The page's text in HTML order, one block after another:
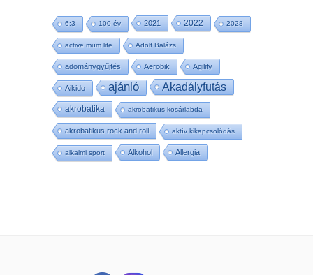
6:3 100 év 2021 2022 2028
active mum life Adolf Balázs
adománygyűjtés Aerobik Agility
Aikido ajánló Akadályfutás
akrobatika akrobatikus kosárlabda
akrobatikus rock and roll aktív kikapcsolódás
alkalmi sport Alkohol Allergia